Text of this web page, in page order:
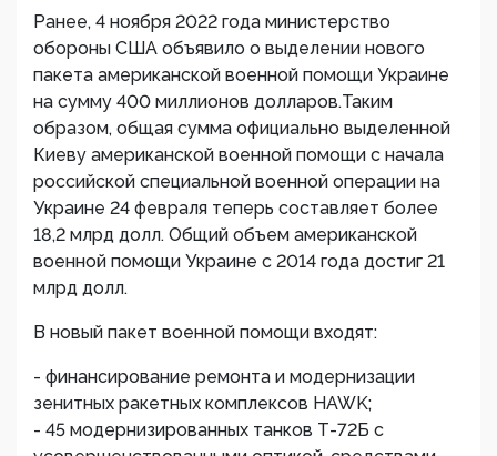
Ранее, 4 ноября 2022 года министерство
обороны США объявило о выделении нового
пакета американской военной помощи Украине
на сумму 400 миллионов долларов.Таким
образом, общая сумма официально выделенной
Киеву американской военной помощи с начала
российской специальной военной операции на
Украине 24 февраля теперь составляет более
18,2 млрд долл. Общий объем американской
военной помощи Украине с 2014 года достиг 21
млрд долл.
В новый пакет военной помощи входят:
- финансирование ремонта и модернизации
зенитных ракетных комплексов HAWK;
- 45 модернизированных танков Т-72Б с